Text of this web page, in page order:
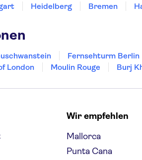
Heidelberg Bremen
Fernsehturm Berlin
London Moulin Rouge Burj
Wir empfehlen
Mallorca
Punta Cana